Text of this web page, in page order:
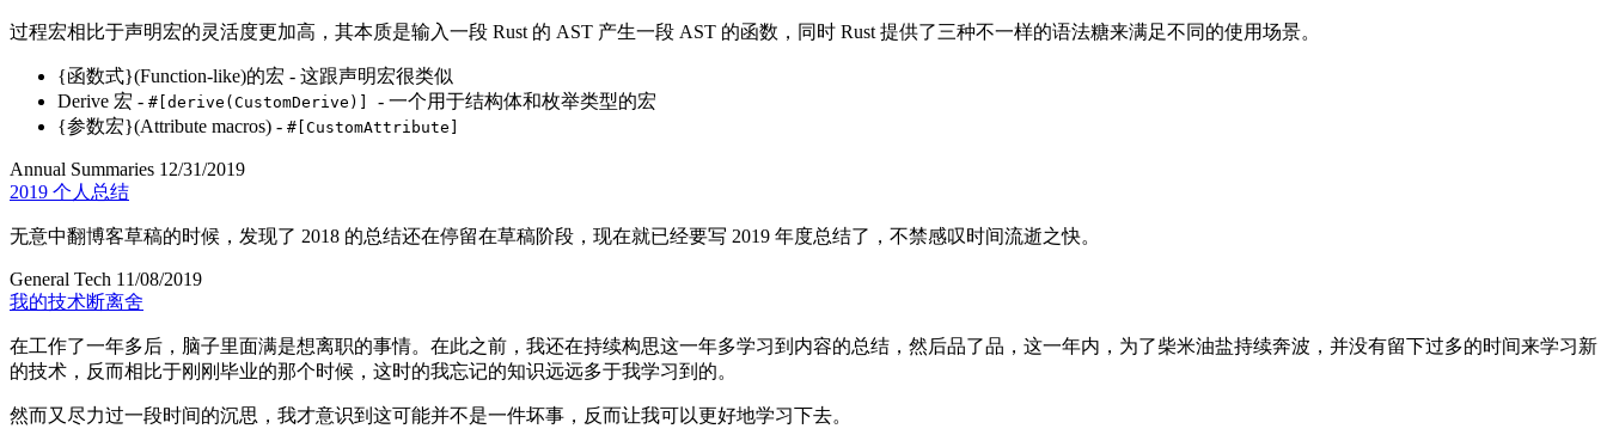
过程宏相比于声明宏的灵活度更加高 ， 其本质是输入一段 Rust 的 AST 产生一段 AST 的函数 ， 同时 Rust 提供了三种不一样的语法糖来满足不同的使用场景。
{函数式}(Function-like)的宏 - 这跟声明宏很类似
Derive 宏 - #[derive(CustomDerive)] - 一个用于结构体和枚举类型的宏
{参数宏}(Attribute macros) - #[CustomAttribute]
Annual Summaries 12/31/2019
2019 个人总结
无意中翻博客草稿的时候 ， 发现了 2018 的总结还在停留在草稿阶段 ， 现在就已经要写 2019 年度总结了 ， 不禁感叹时间流逝之快。
General Tech 11/08/2019
我的技术断离舍
在工作了一年多后 ， 脑子里面满是想离职的事情。 在此之前 ， 我还在持续构思这一年多学习到内容的总结 ， 然后品了品 ， 这一年内 ， 为了柴米油盐持续奔波 ， 并没有留下过多的时间来学习新
的技术 ， 反而相比于刚刚毕业的那个时候 ， 这时的我忘记的知识远远多于我学习到的。
然而又尽力过一段时间的沉思 ， 我才意识到这可能并不是一件坏事 ， 反而让我可以更好地学习下去。